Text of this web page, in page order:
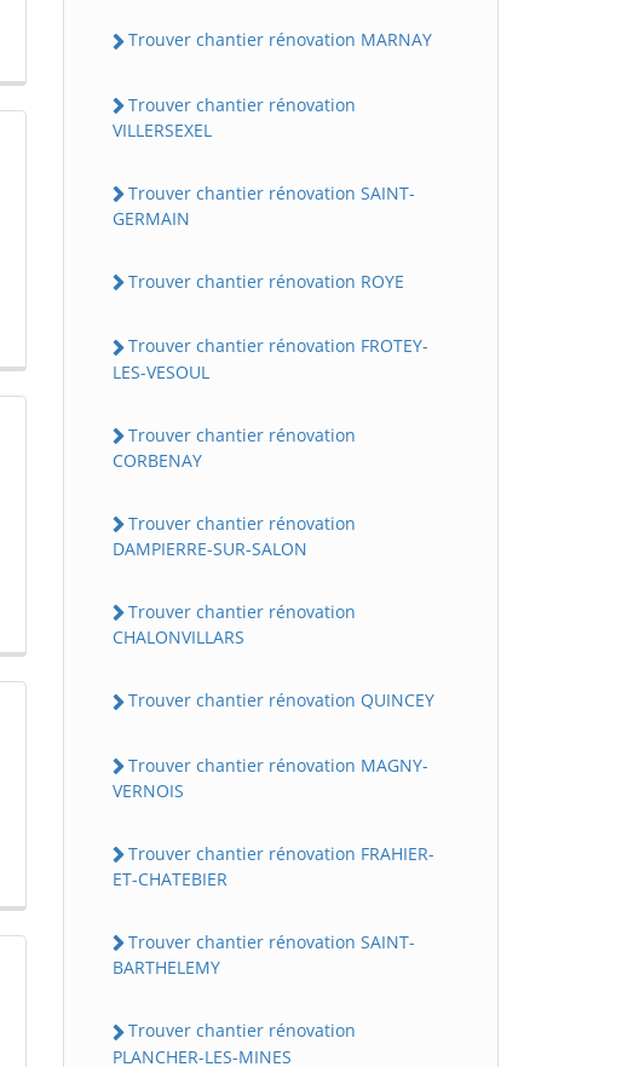
Trouver chantier rénovation MARNAY
Trouver chantier rénovation
VILLERSEXEL
Trouver chantier rénovation SAINT-
GERMAIN
Trouver chantier rénovation ROYE
Trouver chantier rénovation FROTEY-
LES-VESOUL
Trouver chantier rénovation
CORBENAY
Trouver chantier rénovation
DAMPIERRE-SUR-SALON
Trouver chantier rénovation
CHALONVILLARS
Trouver chantier rénovation QUINCEY
Trouver chantier rénovation MAGNY-
VERNOIS
Trouver chantier rénovation FRAHIER-
ET-CHATEBIER
Trouver chantier rénovation SAINT-
BARTHELEMY
Trouver chantier rénovation
PLANCHER-LES-MINES